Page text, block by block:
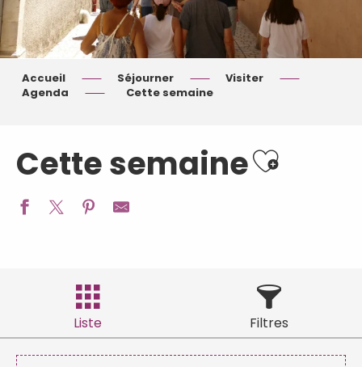
Accueil Séjourner
Visiter
Agenda
Cette semaine
Cette semaineAjouter aux
Liste Filtres